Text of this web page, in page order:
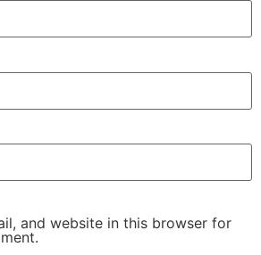
and website in this browser for